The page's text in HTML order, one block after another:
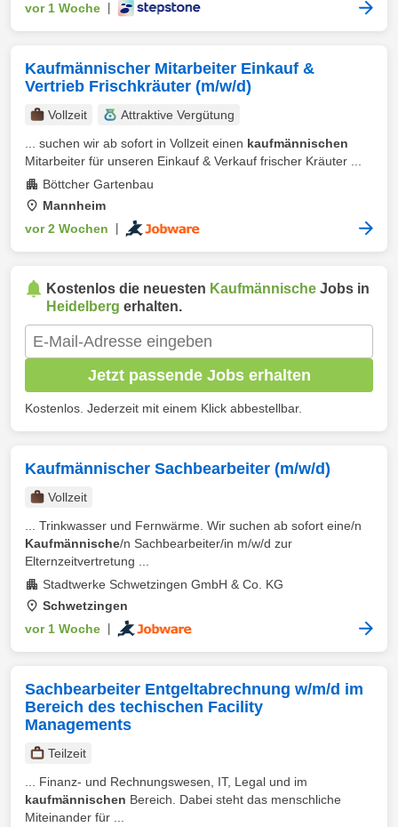
vor 1 Woche
Kaufmännischer Mitarbeiter Einkauf &
Vertrieb Frischkräuter (m/w/d)
Vollzeit
Attraktive Vergütung
... suchen wir ab sofort in Vollzeit einen kaufmännischen
Mitarbeiter für unseren Einkauf & Verkauf frischer Kräuter ...
Böttcher Gartenbau
Mannheim
vor 2 Wochen
Kostenlos die neuesten Kaufmännische Jobs in
Heidelberg erhalten.
Jetzt passende Jobs erhalten
Kostenlos. Jederzeit mit einem Klick abbestellbar.
Kaufmännischer Sachbearbeiter (m/w/d)
Vollzeit
... Trinkwasser und Fernwärme. Wir suchen ab sofort eine/n
Kaufmännische/n Sachbearbeiter/in m/w/d zur
Elternzeitvertretung ...
Stadtwerke Schwetzingen GmbH & Co. KG
Schwetzingen
vor 1 Woche
Sachbearbeiter Entgeltabrechnung w/m/d im
Bereich des techischen Facility
Managements
Teilzeit
... Finanz- und Rechnungswesen, IT, Legal und im
kaufmännischen Bereich. Dabei steht das menschliche
Miteinander für ...